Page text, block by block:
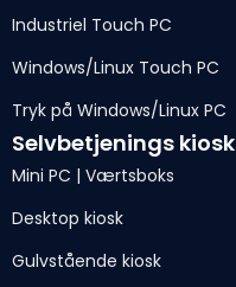
Industriel Touch PC
Windows/Linux Touch PC
Tryk på Windows/Linux PC
Selvbetjenings kiosk
Mini PC | Værtsboks
Desktop kiosk
Gulvstående kiosk